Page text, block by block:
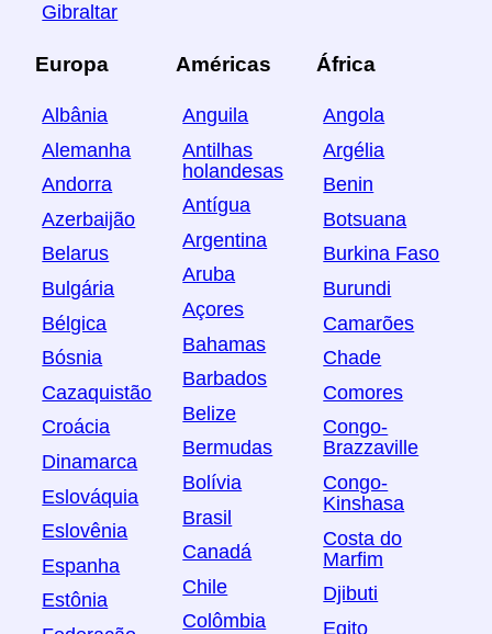
Gibraltar
Europa
Albânia
Alemanha
Andorra
Azerbaijão
Belarus
Bulgária
Bélgica
Bósnia
Cazaquistão
Croácia
Dinamarca
Eslováquia
Eslovênia
Espanha
Estônia
Américas
Anguila
Antilhas
holandesas
Antígua
Argentina
Aruba
Açores
Bahamas
Barbados
Belize
Bermudas
Bolívia
Brasil
Canadá
Chile
Colômbia
África
Angola
Argélia
Benin
Botsuana
Burkina Faso
Burundi
Camarões
Chade
Comores
Congo-
Brazzaville
Congo-
Kinshasa
Costa do
Marfim
Djibuti
Egito